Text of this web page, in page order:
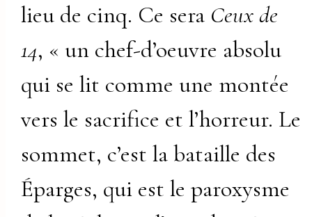
lieu de cinq. Ce sera Ceux de
14, « un chef-d’oeuvre absolu
qui se lit comme une montée
vers le sacrifice et l’horreur. Le
sommet, c’est la bataille des
Éparges, qui est le paroxysme